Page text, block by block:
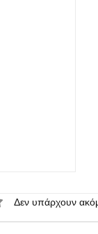
με 0 από 5
Δεν υπάρχουν